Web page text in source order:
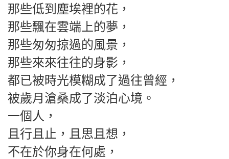
那些低到塵埃裡的花，
那些飄在雲端上的夢，
那些匆匆掠過的風景，
那些來來往往的身影，
都已被時光模糊成了過往曾經，
被歲月滄桑成了淡泊心境。
一個人，
且行且止，且思且想，
不在於你身在何處，